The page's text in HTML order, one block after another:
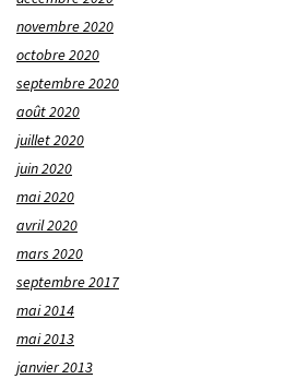
novembre 2020
octobre 2020
septembre 2020
août 2020
juillet 2020
juin 2020
mai 2020
avril 2020
mars 2020
septembre 2017
mai 2014
mai 2013
janvier 2013